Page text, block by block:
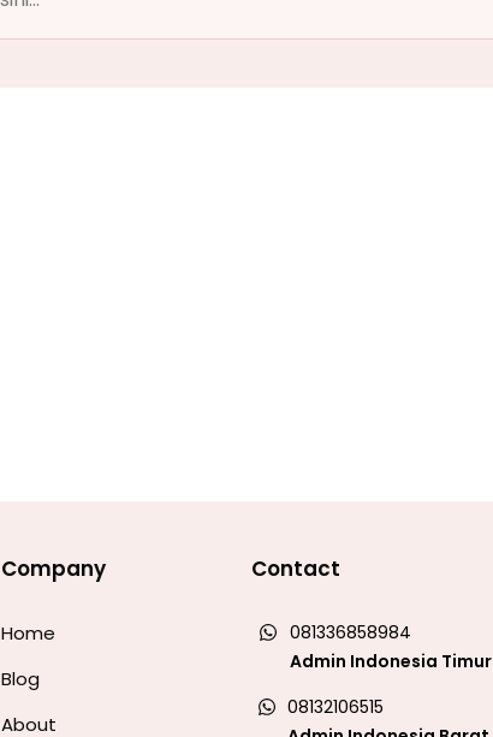
Company
Home
Blog
About
Contact
081336858984
Admin Indonesia Timur
08132106515